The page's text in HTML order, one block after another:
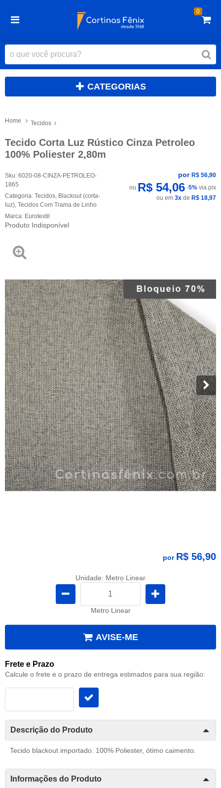
0
CATEGORIAS
Home Tecidos
Tecido Corta Luz Rústico Cinza Petroleo
100% Poliester 2,80m
Sku: 6020-08-CINZA-PETROLEO-
1865
Categoria: Tecidos, Blackout (corta-
luz), Tecidos Com Trama de Linho
Marca: Eurotextil
Produto Indisponível
por R$ 56,90
ou R$ 54,06 -5% via pix
ou em 3x de R$ 18,97
por R$ 56,90
Unidade: Metro Linear
Metro Linear
AVISE-ME
Frete e Prazo
Calcule o frete e o prazo de entrega estimados para sua região:
Descrição do Produto
Tecido blackout importado. 100% Poliester, ótimo caimento.
Informações do Produto